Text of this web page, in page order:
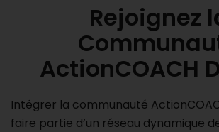
Rejoignez
ActionCOACH
Intégrer la communauté
faire partie d’un réseau dynamique